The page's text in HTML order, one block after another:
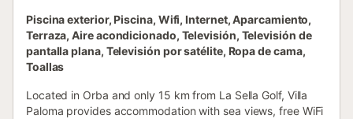
Piscina exterior, Piscina, Wifi, Internet, Aparcamiento,
Terraza, Aire acondicionado, Televisión, Televisión de
pantalla plana, Televisión por satélite, Ropa de cama,
Toallas
Located in Orba and only 15 km from La Sella Golf, Villa
Paloma provides accommodation with sea views, free WiFi